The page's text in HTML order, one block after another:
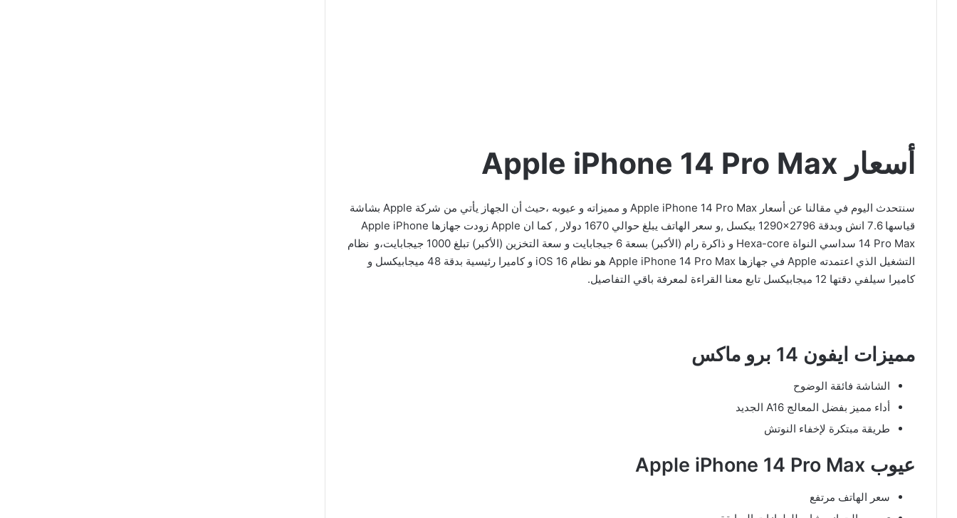
أسعار Apple iPhone 14 Pro Max
سنتحدث اليوم في مقالنا عن أسعار Apple iPhone 14 Pro Max و مميزاته و عيوبه ،حيث أن الجهاز يأتي من شركة Apple بشاشة
قياسها 7.6 انش وبدقة
1290×2796
بيكسل ,و سعر الهاتف يبلغ حوالي 1670 دولار , كما ان Apple زودت جهازها Apple iPhone
14 Pro Max سداسي النواة Hexa-core و ذاكرة رام (الأكبر) بسعة 6 جيجابايت و سعة التخزين (الأكبر) تبلغ 1000 جيجابايت،و نظام
التشغيل الذي اعتمدته Apple في جهازها Apple iPhone 14 Pro Max هو نظام iOS 16 و كاميرا رئيسية بدقة 48 ميجابيكسل و
كاميرا سيلفي دقتها 12 ميجابيكسل تابع معنا القراءة لمعرفة باقي التفاصيل.
مميزات ايفون 14 برو ماكس
الشاشة فائقة الوضوح
أداء مميز بفضل المعالج A16 الجديد
طريقة مبتكرة لإخفاء النوتش
عيوب Apple iPhone 14 Pro Max
سعر الهاتف مرتفع